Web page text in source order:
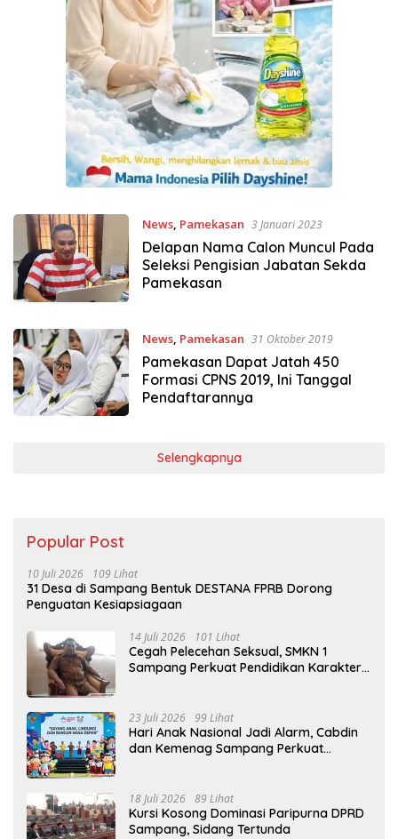
News, Pamekasan 3 Januari 2023
Delapan Nama Calon Muncul Pada
Seleksi Pengisian Jabatan Sekda
Pamekasan
News, Pamekasan 31 Oktober 2019
Pamekasan Dapat Jatah 450
Formasi CPNS 2019, Ini Tanggal
Pendaftarannya
Selengkapnya
Popular Post
10 Juli 2026 109 Lihat
31 Desa di Sampang Bentuk DESTANA FPRB Dorong
Penguatan Kesiapsiagaan
14 Juli 2026 101 Lihat
Cegah Pelecehan Seksual, SMKN 1
Sampang Perkuat Pendidikan Karakter
23 Juli 2026 99 Lihat
Hari Anak Nasional Jadi Alarm, Cabdin
dan Kemenag Sampang Perkuat
18 Juli 2026 89 Lihat
Kursi Kosong Dominasi Paripurna DPRD
Sampang, Sidang Tertunda